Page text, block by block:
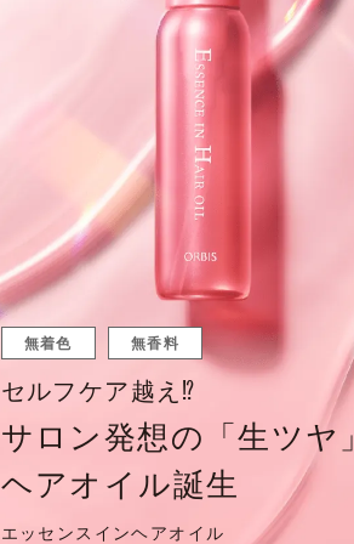
無着色 無香料
セルフケア越え⁉
サロン発想の「生ツヤ」
ヘアオイル誕生
エッセンスインヘアオイル